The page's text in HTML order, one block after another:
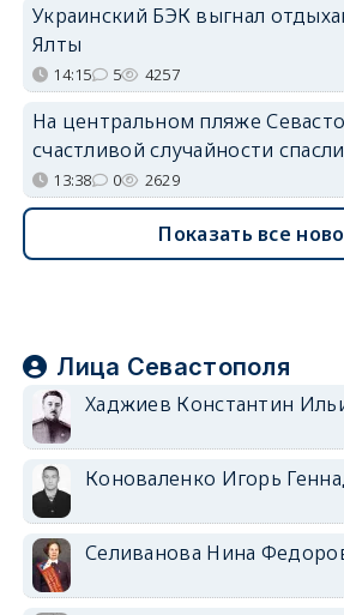
Украинский БЭК выгнал
Ялты
14:15 5 4257
На центральном пляже
счастливой случайности
13:38 0 2629
Показать все
Лица Севастополя
Хаджиев Константин
Коноваленко Игорь
Селиванова Нина